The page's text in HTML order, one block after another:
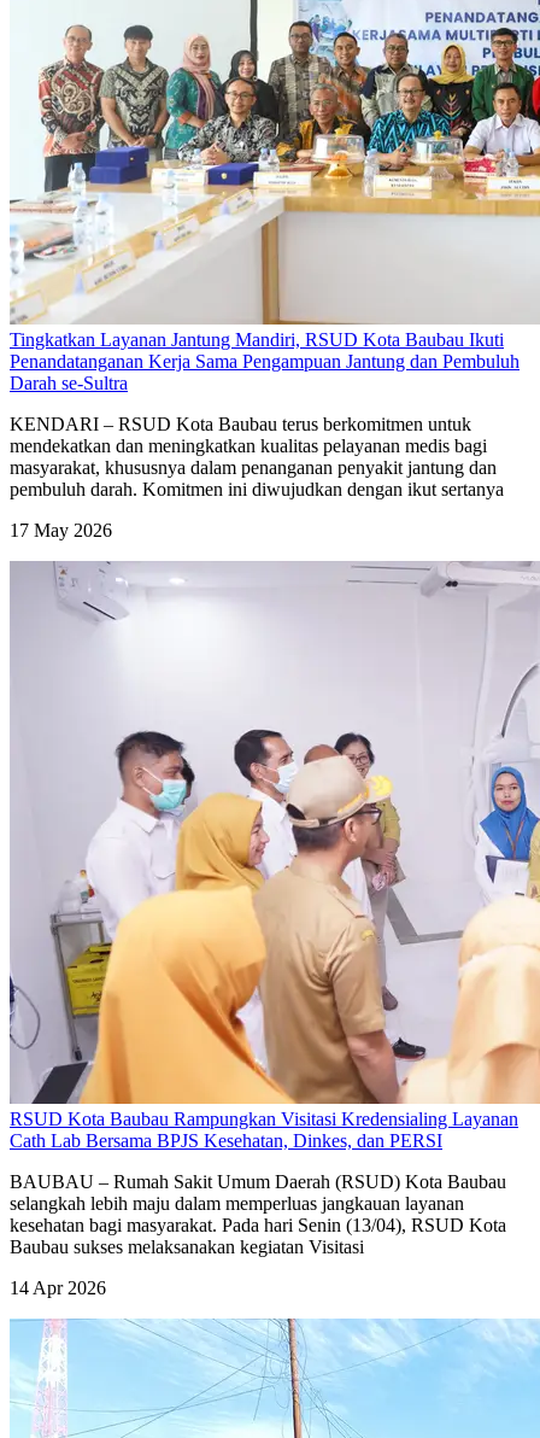
Tingkatkan Layanan Jantung Mandiri, RSUD Kota Baubau Ikuti
Penandatanganan Kerja Sama Pengampuan Jantung dan Pembuluh
Darah se-Sultra
KENDARI – RSUD Kota Baubau terus berkomitmen untuk
mendekatkan dan meningkatkan kualitas pelayanan medis bagi
masyarakat, khususnya dalam penanganan penyakit jantung dan
pembuluh darah. Komitmen ini diwujudkan dengan ikut sertanya
17 May 2026
RSUD Kota Baubau Rampungkan Visitasi Kredensialing Layanan
Cath Lab Bersama BPJS Kesehatan, Dinkes, dan PERSI
BAUBAU – Rumah Sakit Umum Daerah (RSUD) Kota Baubau
selangkah lebih maju dalam memperluas jangkauan layanan
kesehatan bagi masyarakat. Pada hari Senin (13/04), RSUD Kota
Baubau sukses melaksanakan kegiatan Visitasi
14 Apr 2026